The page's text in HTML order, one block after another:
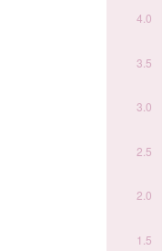
année